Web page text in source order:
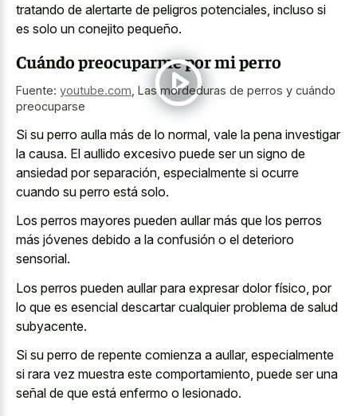
tratando de alertarte de peligros potenciales, incluso si
es solo un conejito pequeño.
Cuándo preocuparme por mi perro
Fuente: youtube.com Las mordeduras de perros y cuándo
preocuparse
Si su perro aulla más de lo normal, vale la pena investigar
la causa. El aullido excesivo puede ser un signo de
ansiedad por separación, especialmente si ocurre
cuando su perro está solo.
Los perros mayores pueden aullar más que los perros
más jóvenes debido a la confusión o el deterioro
sensorial.
Los perros pueden aullar para expresar dolor físico, por
lo que es esencial descartar cualquier problema de salud
subyacente.
Si su perro de repente comienza a aullar, especialmente
si rara vez muestra este comportamiento, puede ser una
señal de que está enfermo o lesionado.